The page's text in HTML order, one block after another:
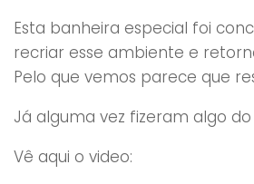
Esta banheira especial foi
recriar esse ambiente e
Pelo que vemos parece que
Já alguma vez fizeram algo
Vê aqui o video: